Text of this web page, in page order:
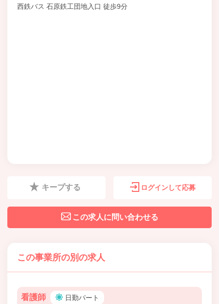
西鉄バス 石原鉄工団地入口 徒歩9分
キープする ログインして応募
この求人に問い合わせる
この事業所の別の求人
看護師 日勤パート